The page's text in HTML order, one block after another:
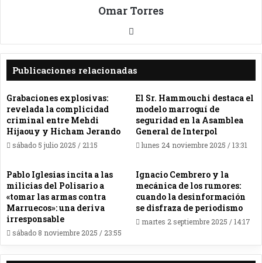
Omar Torres
web
Publicaciones relacionadas
Grabaciones explosivas:
revelada la complicidad
criminal entre Mehdi
Hijaouy y Hicham Jerando
sábado 5 julio 2025 / 21:15
El Sr. Hammouchi destaca el
modelo marroquí de
seguridad en la Asamblea
General de Interpol
lunes 24 noviembre 2025 / 13:31
Pablo Iglesias incita a las
milicias del Polisario a
«tomar las armas contra
Marruecos»: una deriva
irresponsable
sábado 8 noviembre 2025 / 23:55
Ignacio Cembrero y la
mecánica de los rumores:
cuando la desinformación
se disfraza de periodismo
martes 2 septiembre 2025 / 14:17